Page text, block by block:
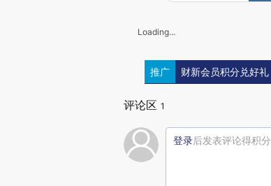
Loading...
推广 财新会员积分兑好礼
评论区 1
登录后发表评论得积分